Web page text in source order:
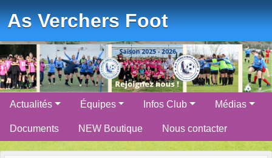
As Verchers Foot
Actualités Équipes Infos Club Médias
Documents NEW Boutique Nous contacter